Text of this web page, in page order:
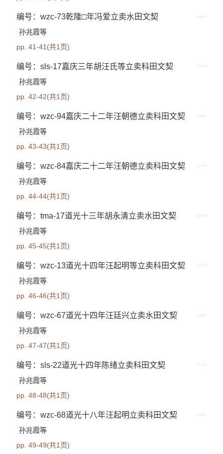
编号：wzc-73乾隆□年冯爱立卖水田文契
孙兆霞等
pp. 41-41(共1页)
编号：sls-17嘉庆三年胡汪氏等立卖科田文契
孙兆霞等
pp. 42-42(共1页)
编号：wzc-94嘉庆二十二年汪朝德立卖科田文契
孙兆霞等
pp. 43-43(共1页)
编号：wzc-84嘉庆二十二年汪朝德立卖科田文契
孙兆霞等
pp. 44-44(共1页)
编号：tma-17道光十三年胡永清立卖水田文契
孙兆霞等
pp. 45-45(共1页)
编号：wzc-13道光十四年汪起明等立卖科田文契
孙兆霞等
pp. 46-46(共1页)
编号：wzc-67道光十四年汪廷兴立卖水田文契
孙兆霞等
pp. 47-47(共1页)
编号：sls-22道光十四年陈绪立卖科田文契
孙兆霞等
pp. 48-48(共1页)
编号：wzc-68道光十八年汪起明立卖科田文契
孙兆霞等
pp. 49-49(共1页)